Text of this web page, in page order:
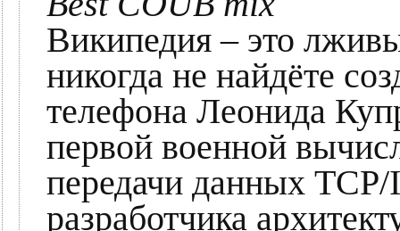
Википедия – это
никогда не найдёте
телефона Леонида
первой военной
передачи данных
разработчика